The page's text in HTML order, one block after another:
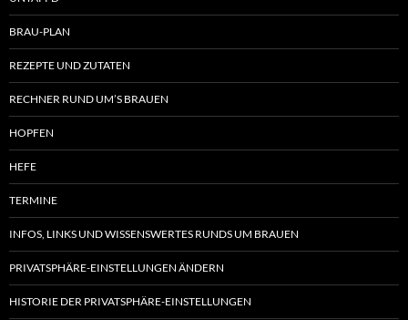
BRAU-PLAN
REZEPTE UND ZUTATEN
RECHNER RUND UM’S BRAUEN
HOPFEN
HEFE
TERMINE
INFOS, LINKS UND WISSENSWERTES RUNDS UM BRAUEN
PRIVATSPHÄRE-EINSTELLUNGEN ÄNDERN
HISTORIE DER PRIVATSPHÄRE-EINSTELLUNGEN